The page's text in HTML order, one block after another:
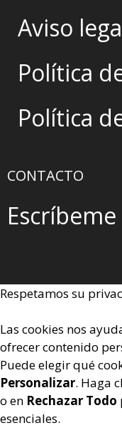
Aviso
Política
Política
CONTACTO
Escríbeme
Respetamos su
Las cookies nos
ofrecer contenido
Puede elegir qué
Personalizar. Haga
o en Rechazar Todo
esenciales.